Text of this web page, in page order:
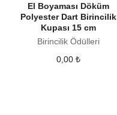
El Boyaması Döküm
Polyester Dart Birincilik
Kupası 15 cm
Birincilik Ödülleri
0,00 ₺